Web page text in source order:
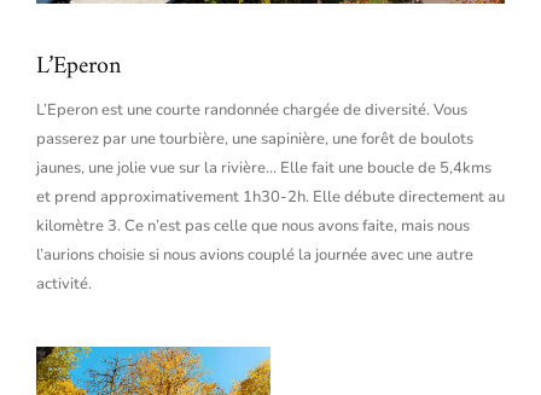
L’Eperon
L’Eperon est une courte randonnée chargée de diversité. Vous
passerez par une tourbière, une sapinière, une forêt de boulots
jaunes, une jolie vue sur la rivière… Elle fait une boucle de 5,4kms
et prend approximativement 1h30-2h. Elle débute directement au
kilomètre 3. Ce n’est pas celle que nous avons faite, mais nous
l’aurions choisie si nous avions couplé la journée avec une autre
activité.